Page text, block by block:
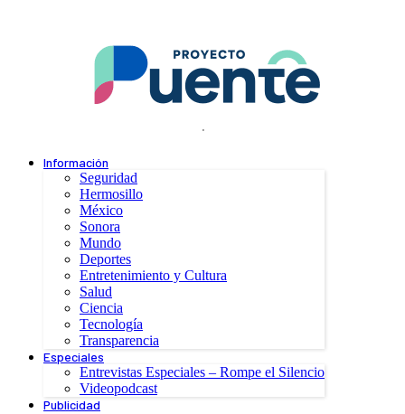
.
Información
Seguridad
Hermosillo
México
Sonora
Mundo
Deportes
Entretenimiento y Cultura
Salud
Ciencia
Tecnología
Transparencia
Especiales
Entrevistas Especiales – Rompe el Silencio
Videopodcast
Publicidad